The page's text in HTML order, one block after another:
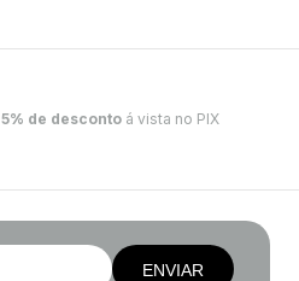
5% de desconto á vista no PIX
ENVIAR